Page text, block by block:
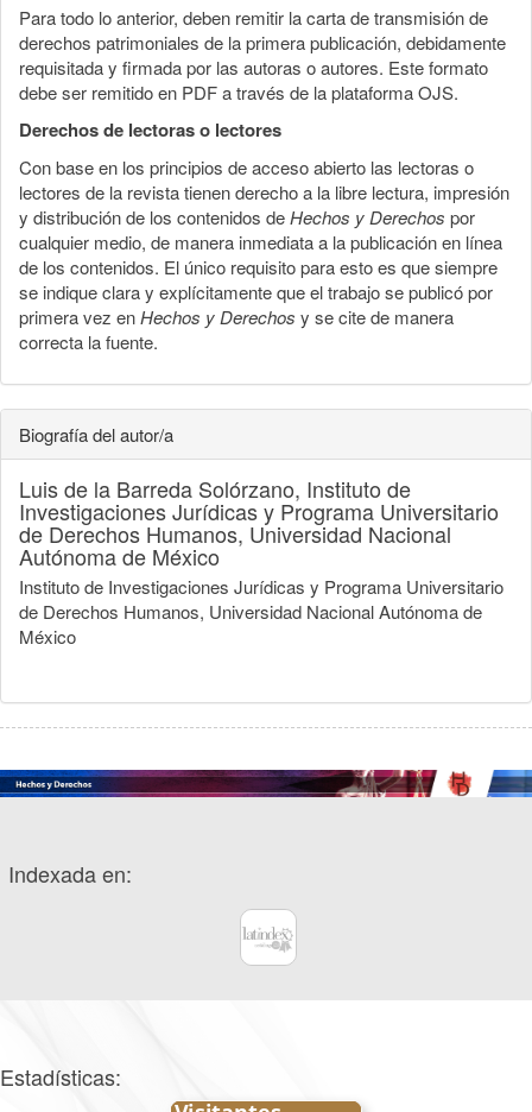
Para todo lo anterior, deben remitir la carta de transmisión de
derechos patrimoniales de la primera publicación, debidamente
requisitada y firmada por las autoras o autores. Este formato
debe ser remitido en PDF a través de la plataforma OJS.
Derechos de lectoras o lectores
Con base en los principios de acceso abierto las lectoras o
lectores de la revista tienen derecho a la libre lectura, impresión
y distribución de los contenidos deHechos y Derechos por
cualquier medio, de manera inmediata a la publicación en línea
de los contenidos. El único requisito para esto es que siempre
se indique clara y explícitamente que el trabajo se publicó por
primera vez enHechos y Derechos y se cite de manera
correcta la fuente.
Biografía del autor/a
Luis de la Barreda Solórzano, Instituto de
Investigaciones Jurídicas y Programa Universitario
de Derechos Humanos, Universidad Nacional
Autónoma de México
Instituto de Investigaciones Jurídicas y Programa Universitario
de Derechos Humanos, Universidad Nacional Autónoma de
México
Indexada en:
Estadísticas: